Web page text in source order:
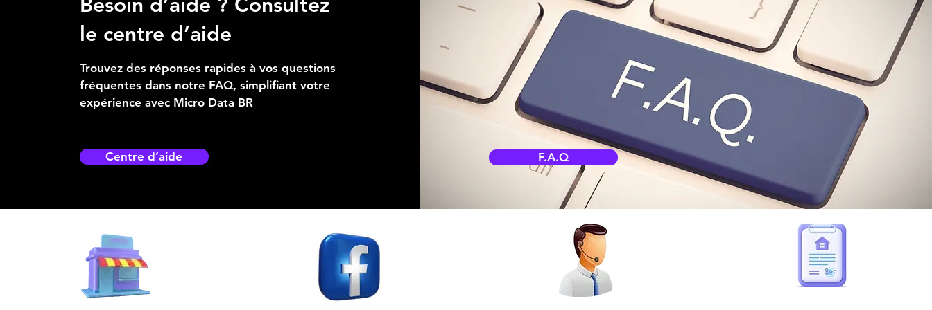
le centre d’aide
Trouvez des réponses rapides à vos questions
fréquentes dans notre FAQ, simplifiant votre
expérience avec Micro Data BR
Centre d’aide F.A.Q